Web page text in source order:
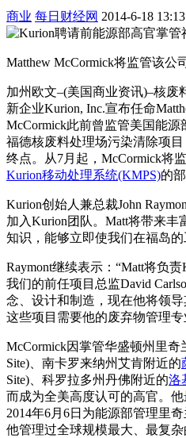
商业 每日财经网 2014-6-18 13:13
Matthew McCormick将监管该公
加州欧文–(美国商业资讯)–核废
新企业Kurion, Inc.宣布任命
McCormick此前曾监管美国能
福德核废料处理场污染清除项
终点。从7月起，McCormick将
Kurion移动处理系统(KMPS)的部
Kurion创始人兼总裁John
加入Kurion团队。Matt将带来
知识，能够立即使我们在福岛
Raymont继续表示：“Matt将负
我们的前任项目总监David
念、设计和制造，现在他将领
这些项目需要他的废弃物管理专
McCormick因掌管华盛顿州里奇
Site)、南卡罗来纳州艾肯附近的
Site)、科罗拉多州丹佛附近的洛
而成为全美高度认可的高官。
2014年6月6日为能源部管理里
他管理过全球规模最大、最复